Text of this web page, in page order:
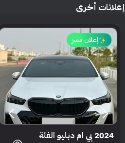
إعلانات أخرى
إعلان مميز
2024 بي ام دبليو الفئة